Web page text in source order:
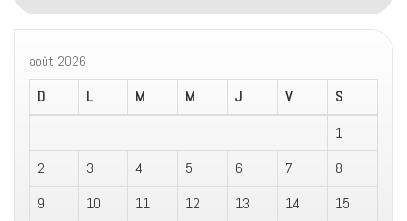
août 2026
D
L M M J V
S
1
2
3 4 5 6 7
8
9
10 11 12 13 14
15